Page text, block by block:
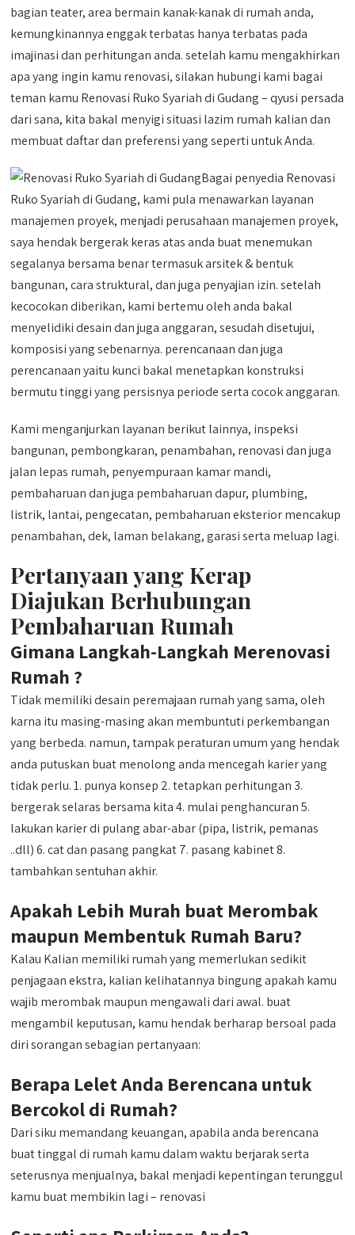
bagian teater, area bermain kanak-kanak di rumah anda,
kemungkinannya enggak terbatas hanya terbatas pada
imajinasi dan perhitungan anda. setelah kamu mengakhirkan
apa yang ingin kamu renovasi, silakan hubungi kami bagai
teman kamu Renovasi Ruko Syariah di Gudang – qyusi persada
dari sana, kita bakal menyigi situasi lazim rumah kalian dan
membuat daftar dan preferensi yang seperti untuk Anda.
Bagai penyedia Renovasi
Ruko Syariah di Gudang, kami pula menawarkan layanan
manajemen proyek, menjadi perusahaan manajemen proyek,
saya hendak bergerak keras atas anda buat menemukan
segalanya bersama benar termasuk arsitek & bentuk
bangunan, cara struktural, dan juga penyajian izin. setelah
kecocokan diberikan, kami bertemu oleh anda bakal
menyelidiki desain dan juga anggaran, sesudah disetujui,
komposisi yang sebenarnya. perencanaan dan juga
perencanaan yaitu kunci bakal menetapkan konstruksi
bermutu tinggi yang persisnya periode serta cocok anggaran.
Kami menganjurkan layanan berikut lainnya, inspeksi
bangunan, pembongkaran, penambahan, renovasi dan juga
jalan lepas rumah, penyempuraan kamar mandi,
pembaharuan dan juga pembaharuan dapur, plumbing,
listrik, lantai, pengecatan, pembaharuan eksterior mencakup
penambahan, dek, laman belakang, garasi serta meluap lagi.
Pertanyaan yang Kerap
Diajukan Berhubungan
Pembaharuan Rumah
Gimana Langkah-Langkah Merenovasi
Rumah ?
Tidak memiliki desain peremajaan rumah yang sama, oleh
karna itu masing-masing akan membuntuti perkembangan
yang berbeda. namun, tampak peraturan umum yang hendak
anda putuskan buat menolong anda mencegah karier yang
tidak perlu. 1. punya konsep 2. tetapkan perhitungan 3.
bergerak selaras bersama kita 4. mulai penghancuran 5.
lakukan karier di pulang abar-abar (pipa, listrik, pemanas
..dll) 6. cat dan pasang pangkat 7. pasang kabinet 8.
tambahkan sentuhan akhir.
Apakah Lebih Murah buat Merombak
maupun Membentuk Rumah Baru?
Kalau Kalian memiliki rumah yang memerlukan sedikit
penjagaan ekstra, kalian kelihatannya bingung apakah kamu
wajib merombak maupun mengawali dari awal. buat
mengambil keputusan, kamu hendak berharap bersoal pada
diri sorangan sebagian pertanyaan:
Berapa Lelet Anda Berencana untuk
Bercokol di Rumah?
Dari siku memandang keuangan, apabila anda berencana
buat tinggal di rumah kamu dalam waktu berjarak serta
seterusnya menjualnya, bakal menjadi kepentingan terunggul
kamu buat membikin lagi – renovasi